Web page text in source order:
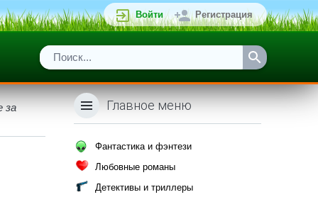
Войти Регистрация
за
Главное меню
Фантастика и фэнтези
Любовные романы
Детективы и триллеры